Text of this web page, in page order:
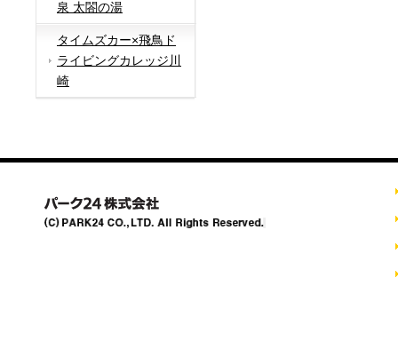
泉 太閤の湯
タイムズカー×飛鳥ド
ライビングカレッジ川
崎